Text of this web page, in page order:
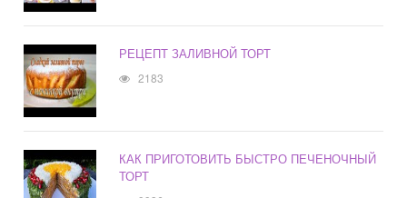
РЕЦЕПТ ЗАЛИВНОЙ ТОРТ
2183
КАК ПРИГОТОВИТЬ БЫСТРО ПЕЧЕНОЧНЫЙ
ТОРТ